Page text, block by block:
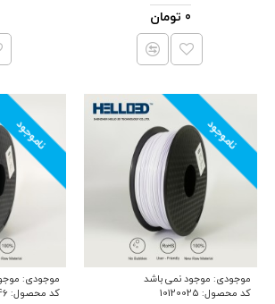
0 تومان
ناموجود
موجودی: موجود نمی باشد
کد محصول: 10120025
ناموجود
موجودی:
کد محصول: